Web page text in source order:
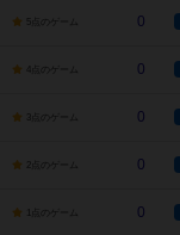
5点のゲーム 0
4点のゲーム 0
3点のゲーム 0
2点のゲーム 0
1点のゲーム 0